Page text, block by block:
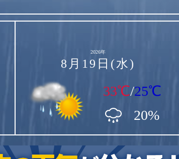
2026年
8月19日(水)
33℃/25℃
20%